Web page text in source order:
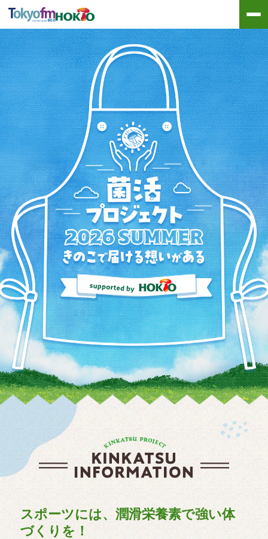
スポーツには、潤滑栄養素で強い体
づくりを！